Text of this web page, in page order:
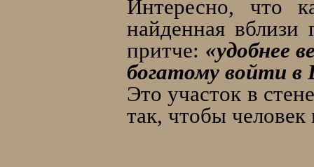
Интересно, что
найденная
притче: «удобнее
богатому войти
Это участок в
так, чтобы